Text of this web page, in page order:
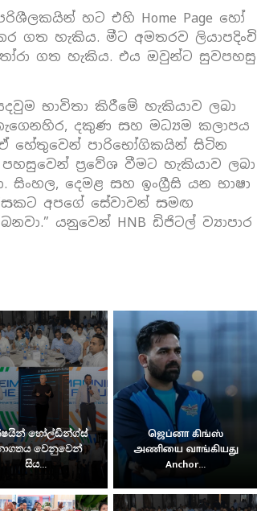
හට එහි Home Page හෝ
ගත හැකිය. මීට අමතරව ලියාපදිංචි
ගත හැකිය. එය ඔවුන්ට සුවපහසු
භාවිතා කිරීමේ හැකියාව ලබා
දකුණ සහ මධ්‍යම කලාපය
ඒ හේතුවෙන් පාරිභෝගිකයින් සිටින
ප්‍රවේශ වීමට හැකියාව ලබා
දෙමළ සහ ඉංග්‍රීසි යන භාෂා
අපගේ සේවාවන් සමඟ
යනුවෙන් HNB ඩිජිටල් ව්‍යාපාර
හෝල්ඩින්ග්ස්
වෙනුවෙන්
සිය...
ஜெப்னா கிங்ஸ்
அணியை வாங்கியது
Anchor...